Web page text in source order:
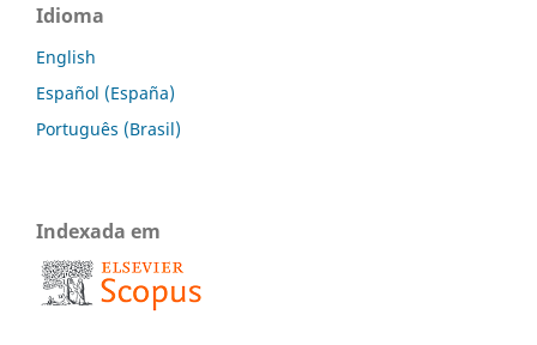
Idioma
English
Español (España)
Português (Brasil)
Indexada em